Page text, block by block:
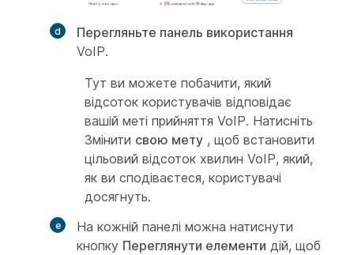
Перегляньте панель використання
VoIP.
Тут ви можете побачити, який
відсоток користувачів відповідає
вашій меті прийняття VoIP. Натисніть
Змінити свою мету , щоб встановити
цільовий відсоток хвилин VoIP, який,
як ви сподіваєтеся, користувачі
досягнуть.
На кожній панелі можна натиснути
кнопку Переглянути елементи дій, щоб